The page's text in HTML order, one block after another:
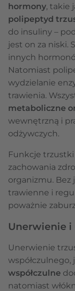
hormony, takie
polipeptyd
do insuliny –
jest on za niski.
innych
Natomiast
wydzielanie
trawienia.
metaboliczne
wewnętrzną i
odżywczych.
Funkcje trzustki
zachowania
organizmu. Bez
trawienne i
poważnie
Unerwienie
Unerwienie
współczulnego,
współczulne
natomiast